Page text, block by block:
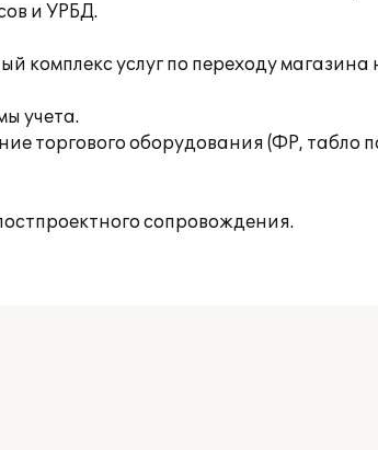
и УРБД.
комплекс услуг по переходу
учета.
торгового оборудования (ФР, табло
сопровождения.